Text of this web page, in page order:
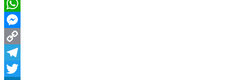
Facebook
WhatsApp
Messenger
Copy
Link
Telegram